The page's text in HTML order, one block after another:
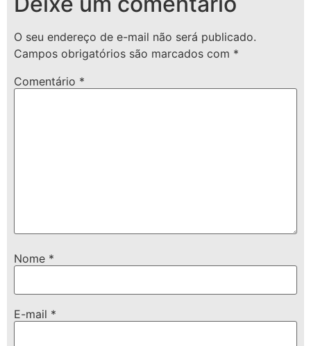
O seu endereço de e-mail não será publicado.
Campos obrigatórios são marcados com *
Comentário *
Nome *
E-mail *